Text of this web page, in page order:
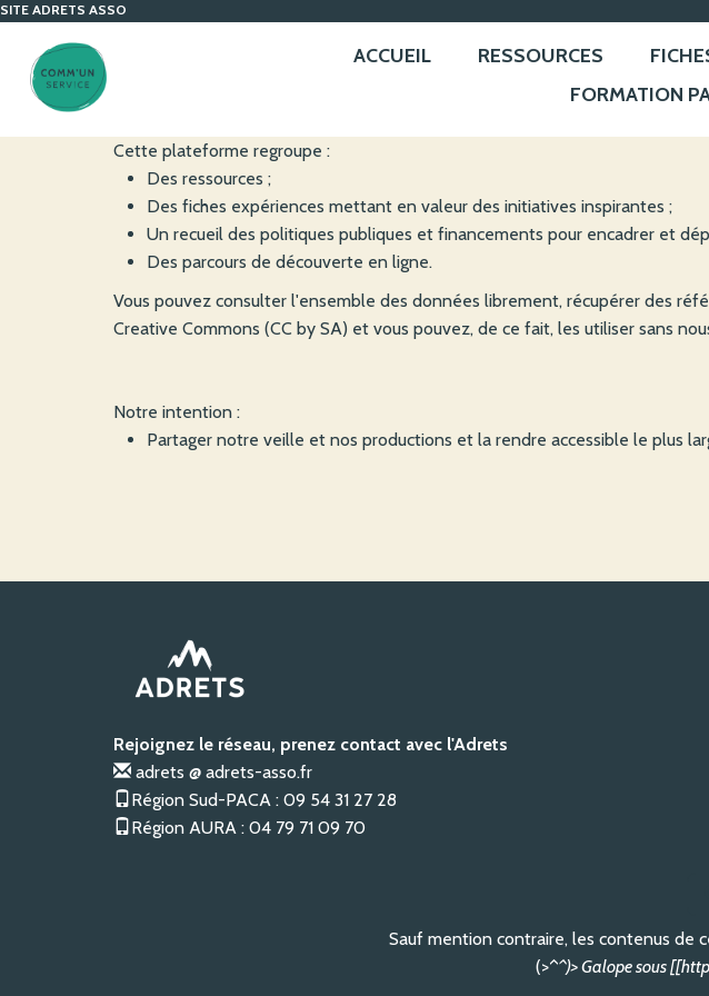
SITE ADRETS ASSO
ACCUEIL RESSOURCES
FORMATION
Cette plateforme regroupe :
Des ressources ;
Des fiches expériences mettant en valeur des initiatives inspirantes ;
Un recueil des politiques publiques et financements pour encadrer et
Des parcours de découverte en ligne.
Vous pouvez consulter l'ensemble des données librement, récupérer des
Creative Commons (CC by SA) et vous pouvez, de ce fait, les utiliser sans
Notre intention :
Partager notre veille et nos productions et la rendre accessible le plus
Rejoignez le réseau, prenez contact avec l'Adrets
adrets @ adrets-asso.fr
Région Sud-PACA : 09 54 31 27 28
Région AURA : 04 79 71 09 70
Sauf mention contraire, les contenus de
(>^^)> Galope sous